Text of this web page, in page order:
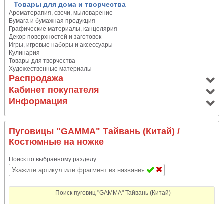
Товары для дома и творчества
Ароматерапия, свечи, мыловарение
Бумага и бумажная продукция
Графические материалы, канцелярия
Декор поверхностей и заготовок
Игры, игровые наборы и аксессуары
Кулинария
Товары для творчества
Художественные материалы
Распродажа
Кабинет покупателя
Информация
Пуговицы "GAMMA" Тайвань (Китай) /
Костюмные на ножке
Поиск по выбранному разделу
Поиск пуговиц "GAMMA" Тайвань (Китай)